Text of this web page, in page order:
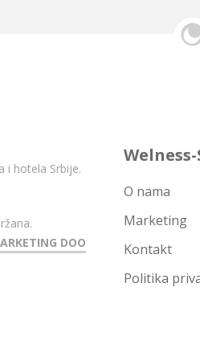
i hotela Srbije.
DOO
Welness-
O nama
Marketing
Kontakt
Politika